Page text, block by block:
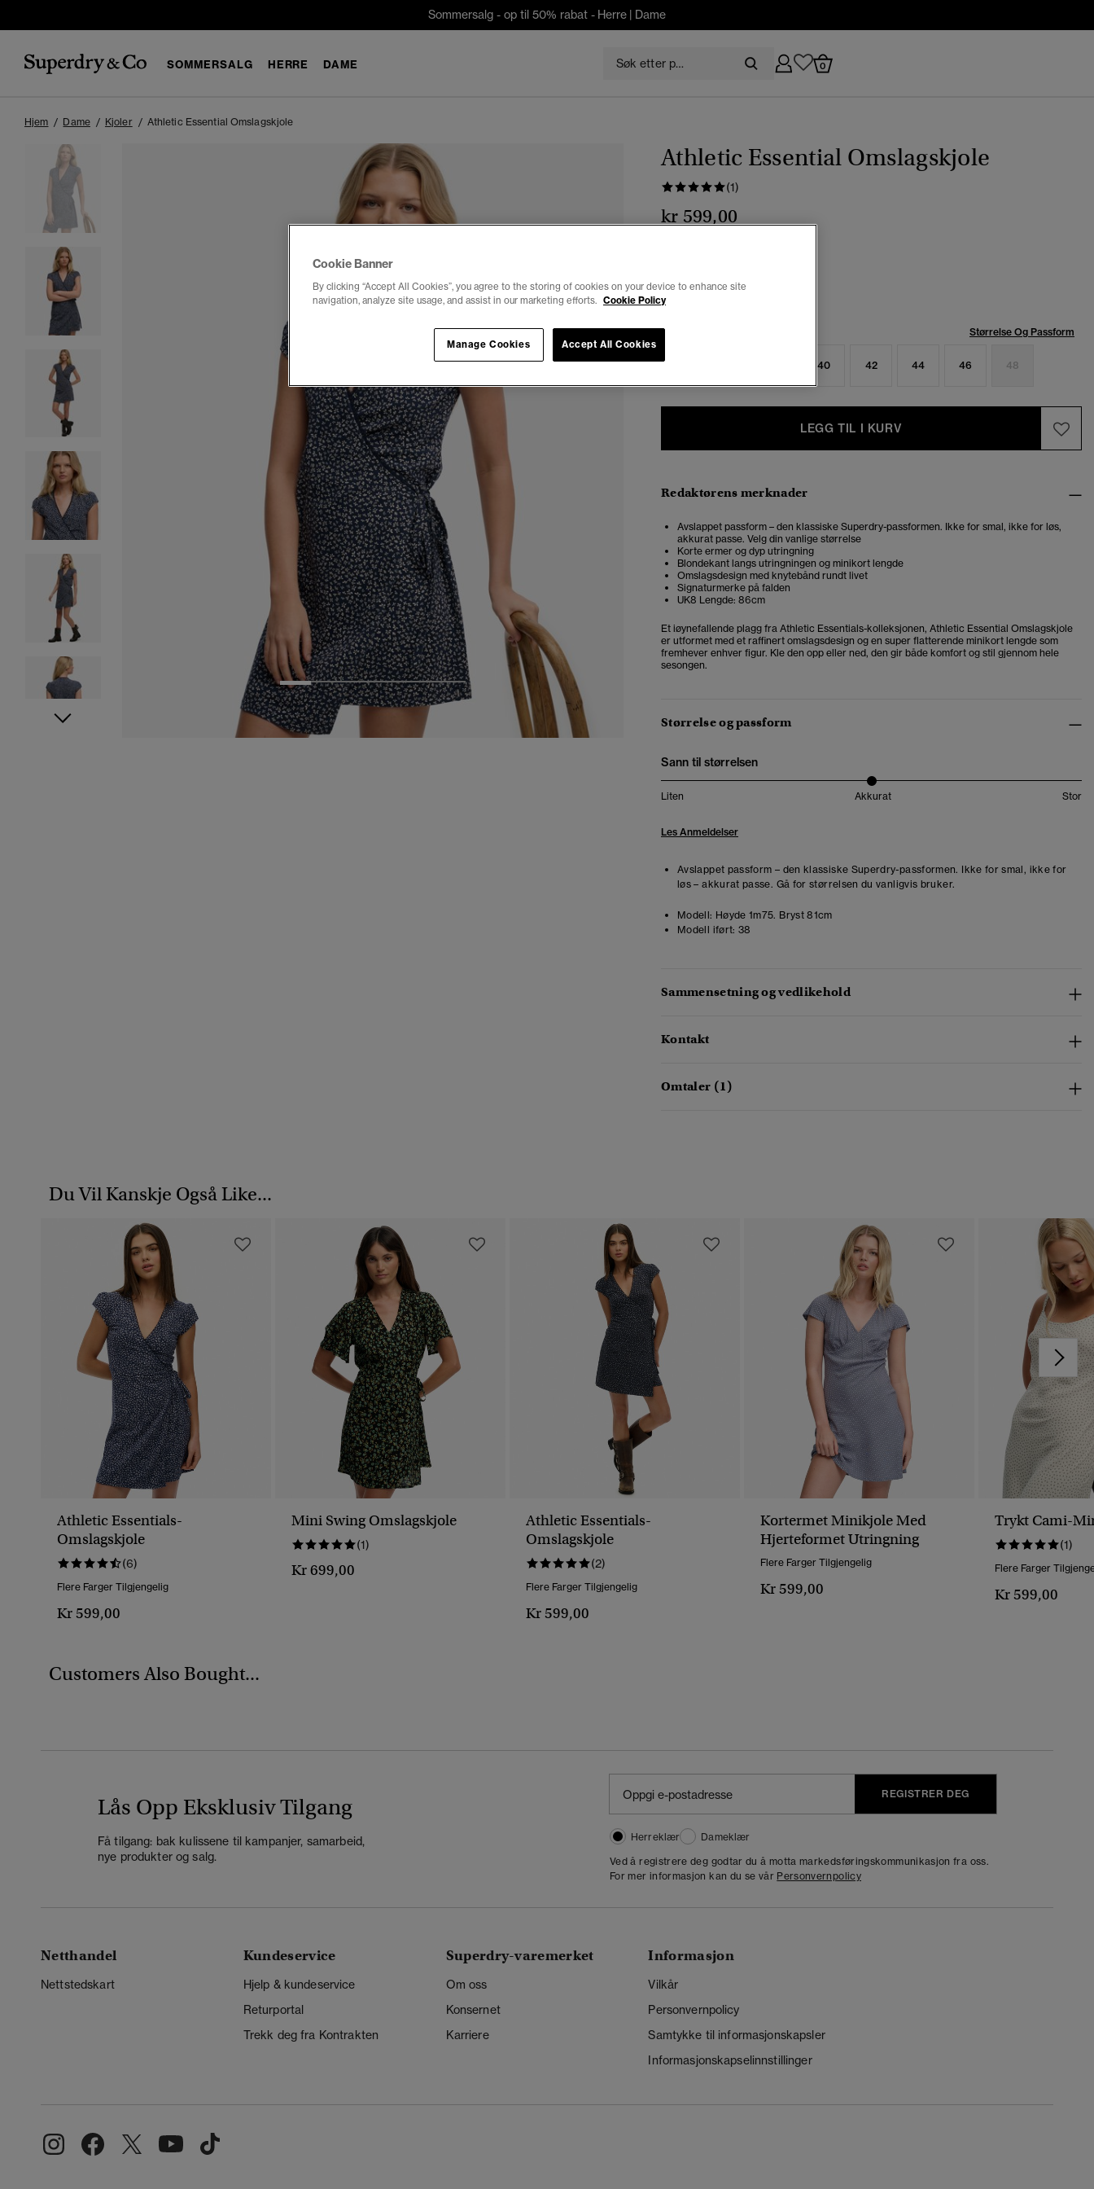
Sommersalg - op til 50% rabat - Herre | Dame
SOMMERSALG HERRE DAME 0
Hjem Dame Kjoler Athletic Essential Omslagskjole
1 2 3 4 5 6
Athletic Essential Omslagskjole
(1)
kr 599,00
Velg Størrelse: Størrelse Og Passform
40 42 44 46 48
LEGG TIL I KURV
Redaktørens merknader
Avslappet passform – den klassiske Superdry-passformen. Ikke for smal, ikke for løs,
akkurat passe. Velg din vanlige størrelse
Korte ermer og dyp utringning
Blondekant langs utringningen og minikort lengde
Omslagsdesign med knytebånd rundt livet
Signaturmerke på falden
UK8 Lengde: 86cm
Et iøynefallende plagg fra Athletic Essentials-kolleksjonen, Athletic Essential Omslagskjole
er utformet med et raffinert omslagsdesign og en super flatterende minikort lengde som
fremhever enhver figur. Kle den opp eller ned, den gir både komfort og stil gjennom hele
sesongen.
Størrelse og passform
Sann til størrelsen
Liten Akkurat Stor
Les Anmeldelser
Avslappet passform – den klassiske Superdry-passformen. Ikke for smal, ikke for
løs – akkurat passe. Gå for størrelsen du vanligvis bruker.
Modell: Høyde 1m75. Bryst 81cm
Modell iført: 38
Sammensetning og vedlikehold
Kontakt
Omtaler (1)
Du Vil Kanskje Også Like...
Athletic Essentials-
Omslagskjole
(6)
Flere Farger Tilgjengelig
Kr 599,00
Mini Swing Omslagskjole
(1)
Kr 699,00
Athletic Essentials-
Omslagskjole
(2)
Flere Farger Tilgjengelig
Kr 599,00
Kortermet Minikjole Med
Hjerteformet Utringning
Flere Farger Tilgjengelig
Kr 599,00
Trykt Cami-
(1)
Flere Farger
Kr 599,00
Customers Also Bought...
Lås Opp Eksklusiv Tilgang
Få tilgang: bak kulissene til kampanjer, samarbeid,
nye produkter og salg.
REGISTRER DEG
Herreklær
Dameklær
Ved å registrere deg godtar du å motta markedsføringskommunikasjon fra oss.
For mer informasjon kan du se vår Personvernpolicy
Netthandel
Nettstedskart
Kundeservice
Hjelp & kundeservice
Returportal
Trekk deg fra Kontrakten
Superdry-varemerket
Om oss
Konsernet
Karriere
Informasjon
Vilkår
Personvernpolicy
Samtykke til informasjonskapsler
Informasjonskapselinnstillinger
Cookie Banner
By clicking “Accept All Cookies”, you agree to the storing of cookies on your device to enhance site
navigation, analyze site usage, and assist in our marketing efforts. Cookie Policy
Accept All Cookies
Manage Cookies